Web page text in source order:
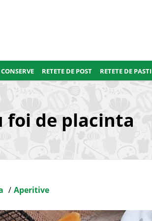
CONSERVE RETETE DE POST RETETE DE PASTI
foi de placinta
Aperitive